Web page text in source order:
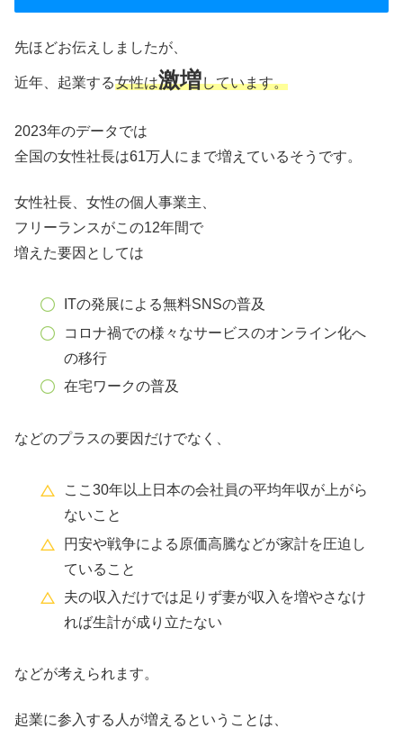
先ほどお伝えしましたが、
近年、起業する女性は激増しています。
2023年のデータでは
全国の女性社長は61万人にまで増えているそうです。
女性社長、女性の個人事業主、
フリーランスがこの12年間で
増えた要因としては
ITの発展による無料SNSの普及
コロナ禍での様々なサービスのオンライン化へ
の移行
在宅ワークの普及
などのプラスの要因だけでなく、
ここ30年以上日本の会社員の平均年収が上がら
ないこと
円安や戦争による原価高騰などが家計を圧迫し
ていること
夫の収入だけでは足りず妻が収入を増やさなけ
れば生計が成り立たない
などが考えられます。
起業に参入する人が増えるということは、